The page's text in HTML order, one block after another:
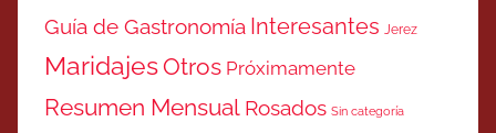
Guía de Gastronomía Interesantes Jerez
MaridajesOtros Próximamente
Resumen Mensual Rosados Sin categoría